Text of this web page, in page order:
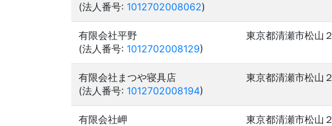
(法人番号: 1012702008062)
有限会社平野
(法人番号: 1012702008129)
東京都清瀬市松山
有限会社まつや寝具店
(法人番号: 1012702008194)
東京都清瀬市松山
有限会社岬
東京都清瀬市松山